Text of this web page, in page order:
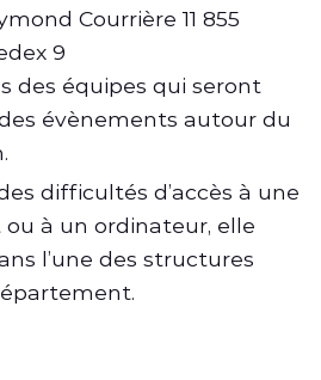
Courrière 11 855
9
des équipes qui seront
évènements autour du
difficultés d’accès à une
à un ordinateur, elle
l’une des structures